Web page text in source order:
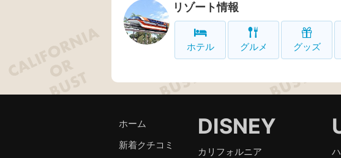
リゾート情報
ホテル グルメ グッズ
ホーム
新着クチコミ
DISNEY
カリフォルニア